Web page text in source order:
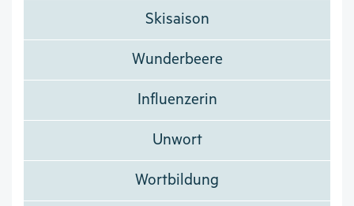
Skisaison
Wunderbeere
Influenzerin
Unwort
Wortbildung